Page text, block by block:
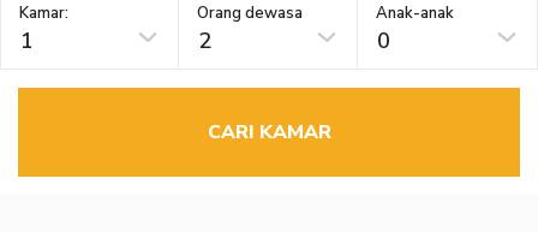
Kamar:
1
Orang dewasa
2
Anak-anak
0
CARI KAMAR